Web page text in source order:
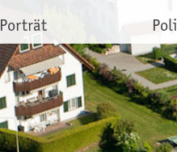
Porträt